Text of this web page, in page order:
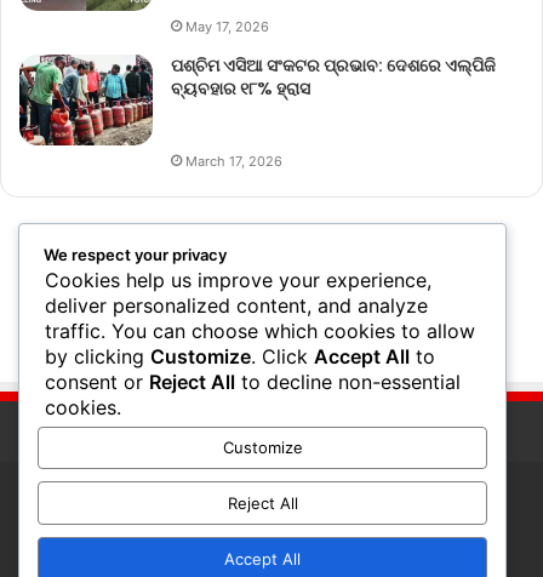
May 17, 2026
ପଶ୍ଚିମ ଏସିଆ ସଂକଟର ପ୍ରଭାବ: ଦେଶରେ ଏଲ୍‌ପିଜି
ବ୍ୟବହାର ୧୮% ହ୍ରାସ
March 17, 2026
© Copyright 2026, All Rights Reserved
Facebook
Twitter
We respect your privacy
Cookies help us improve your experience,
deliver personalized content, and analyze
traffic. You can choose which cookies to allow
by clicking Customize. Click Accept All to
consent or Reject All to decline non-essential
cookies.
Customize
Reject All
Accept All